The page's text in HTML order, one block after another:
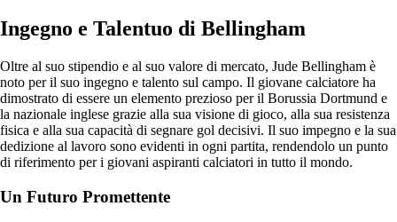
Ingegno e Talentuo di Bellingham
Oltre al suo stipendio e al suo valore di mercato, Jude Bellingham è
noto per il suo ingegno e talento sul campo. Il giovane calciatore ha
dimostrato di essere un elemento prezioso per il Borussia Dortmund e
la nazionale inglese grazie alla sua visione di gioco, alla sua resistenza
fisica e alla sua capacità di segnare gol decisivi. Il suo impegno e la sua
dedizione al lavoro sono evidenti in ogni partita, rendendolo un punto
di riferimento per i giovani aspiranti calciatori in tutto il mondo.
Un Futuro Promettente